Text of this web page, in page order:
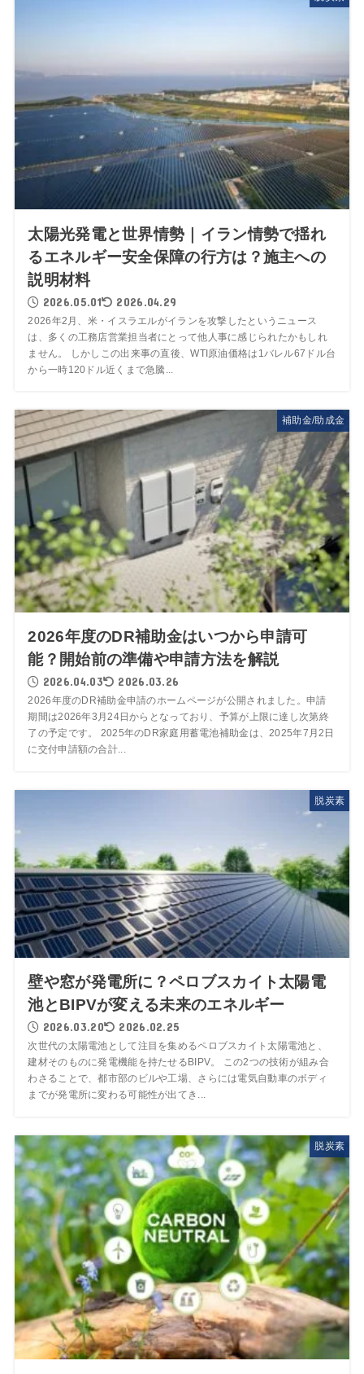
太陽光発電と世界情勢｜イラン情勢で揺れ
るエネルギー安全保障の行方は？施主への
説明材料
2026.05.01 2026.04.29
2026年2月、米・イスラエルがイランを攻撃したというニュース
は、多くの工務店営業担当者にとって他人事に感じられたかもしれ
ません。 しかしこの出来事の直後、WTI原油価格は1バレル67ドル台
から一時120ドル近くまで急騰...
補助金/助成金
2026年度のDR補助金はいつから申請可
能？開始前の準備や申請方法を解説
2026.04.03 2026.03.26
2026年度のDR補助金申請のホームページが公開されました。申請
期間は2026年3月24日からとなっており、予算が上限に達し次第終
了の予定です。 2025年のDR家庭用蓄電池補助金は、2025年7月2日
に交付申請額の合計...
脱炭素
壁や窓が発電所に？ペロブスカイト太陽電
池とBIPVが変える未来のエネルギー
2026.03.20 2026.02.25
次世代の太陽電池として注目を集めるペロブスカイト太陽電池と、
建材そのものに発電機能を持たせるBIPV。 この2つの技術が組み合
わさることで、都市部のビルや工場、さらには電気自動車のボディ
までが発電所に変わる可能性が出てき...
脱炭素